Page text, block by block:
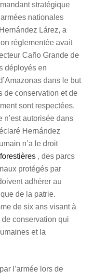
stratégique
nationales
Lárez, a
réglementée avait
Caño Grande de
déployés en
dans le but
de conservation et de
sont respectées.
n’est autorisée dans
Hernández
n’a le droit
, des parcs
protégés par
adhérer au
de la patrie.
de six ans visant à
conservation qui
et la
l’armée lors de